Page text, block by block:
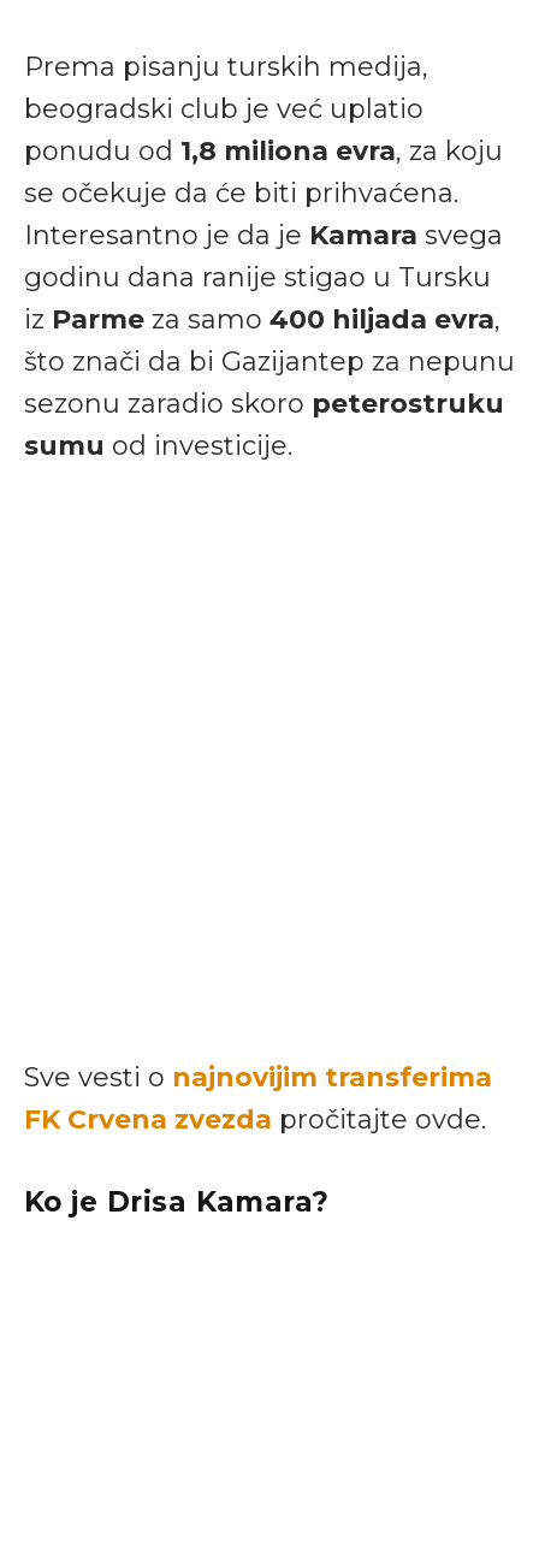
Prema pisanju turskih medija,
beogradski club je već uplatio
ponudu od 1,8 miliona evra, za koju
se očekuje da će biti prihvaćena.
Interesantno je da je Kamara svega
godinu dana ranije stigao u Tursku
iz Parme za samo 400 hiljada evra,
što znači da bi Gazijantep za nepunu
sezonu zaradio skoro peterostruku
sumu od investicije.
Sve vesti o najnovijim transferima
FK Crvena zvezda pročitajte ovde.
Ko je Drisa Kamara?